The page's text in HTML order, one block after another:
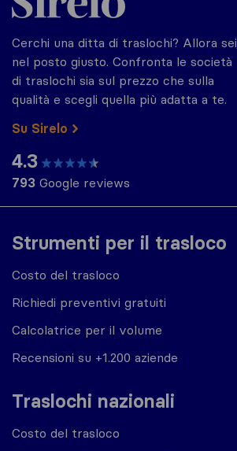
Strumenti per il trasloco
Costo del trasloco
Richiedi preventivi gratuiti
Calcolatrice per il volume
Recensioni su +1.200 aziende
Traslochi nazionali
Costo del trasloco
Cerchi una ditta di traslochi? Allora sei
nel posto giusto. Confronta le società
di traslochi sia sul prezzo che sulla
qualità e scegli quella più adatta a te.
Su Sirelo
4.3
793 Google reviews